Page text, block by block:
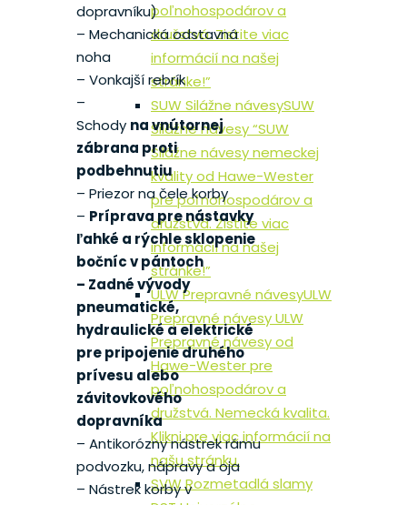
poľnohospodárov a
družstvá. Zistite viac
informácií na našej
stránke!”
SUW Silážne návesySUW
Silážne návesy “SUW
Silážne návesy nemeckej
kvality od Hawe-Wester
pre poľnohospodárov a
družstvá. Zistite viac
informácií na našej
stránke!”
ULW Prepravné návesyULW
Prepravné návesy ULW
Prepravné návesy od
Hawe-Wester pre
poľnohospodárov a
družstvá. Nemecká kvalita.
Klikni pre viac informácií na
našu stránku.
SVW Rozmetadlá slamy
dopravníku)
– Mechanická odstavná
noha
– Vonkajší rebrík
–
Schody na vnútornej
zábrana proti
podbehnutiu
– Priezor na čele korby
– Príprava pre nástavky
ľahké a rýchle sklopenie
bočníc v pántoch
– Zadné vývody
pneumatické,
hydraulické a elektrické
pre pripojenie druhého
prívesu alebo
závitovkového
dopravníka
– Antikorózny nástrek rámu
podvozku, nápravy a oja
– Nástrek korby v